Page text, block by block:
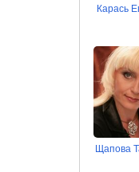
Карась
Щапова